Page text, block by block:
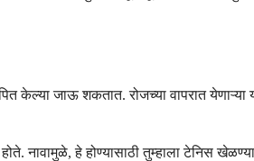
केल्या जाऊ शकतात. रोजच्या वापरात येणाऱ्या
नावामुळे, हे होण्यासाठी तुम्हाला टेनिस